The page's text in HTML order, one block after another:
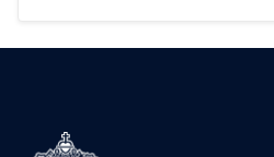
José Rosas Vera